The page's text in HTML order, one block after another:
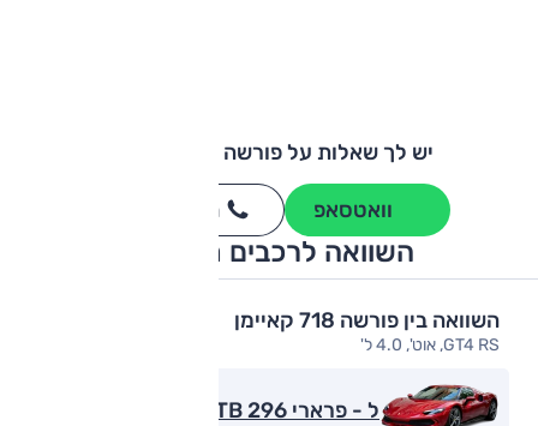
יש לך שאלות על פורשה 718 קאיימן?
וואטסאפ חייגו
השוואה לרכבים מתחרים
השוואה בין פורשה 718 קאיימן
GT4 RS, אוט', 4.0 ל'
ל - פרארי GTB 296